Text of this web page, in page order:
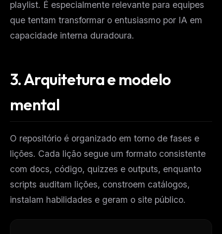
playlist. É especialmente relevante para equipes
que tentam transformar o entusiasmo por IA em
capacidade interna duradoura.
3.Arquitetura e modelo
mental
O repositório é organizado em torno de fases e
lições. Cada lição segue um formato consistente
com docs, código, quizzes e outputs, enquanto
scripts auditam lições, constroem catálogos,
instalam habilidades e geram o site público.